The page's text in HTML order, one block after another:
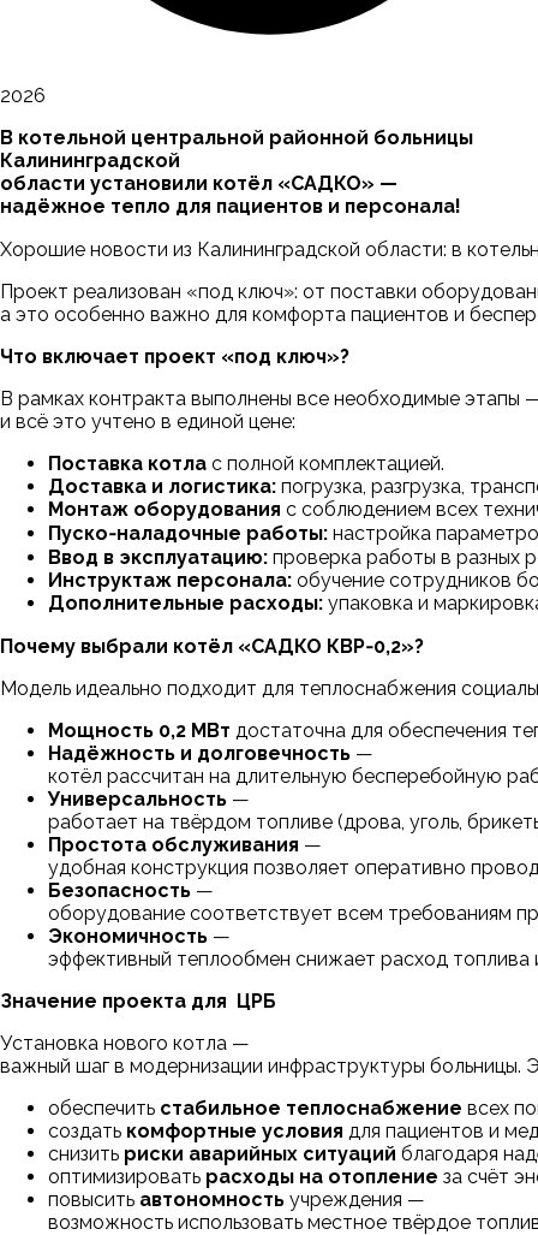
2026
В котельной центральной районной больницы
Калининградской
области установили котёл «САДКО» —
надёжное тепло для пациентов и персонала!
Хорошие новости из Калининградской области: в
Проект реализован «под ключ»: от поставки
а это особенно важно для комфорта пациентов и
Что включает проект «под ключ»?
В рамках контракта выполнены все необходимые этапы
и всё это учтено в единой цене:
Поставка котла с полной комплектацией.
Доставка и логистика: погрузка, разгрузка,
Монтаж оборудования с соблюдением всех
Пуско‑наладочные работы: настройка
Ввод в эксплуатацию: проверка работы в разных
Инструктаж персонала: обучение сотрудников
Дополнительные расходы: упаковка и
Почему выбрали котёл «САДКО КВР‑0,2»?
Модель идеально подходит для теплоснабжения
Мощность 0,2 МВт достаточна для обеспечения
Надёжность и долговечность —
котёл рассчитан на длительную бесперебойную
Универсальность —
работает на твёрдом топливе (дрова, уголь,
Простота обслуживания —
удобная конструкция позволяет оперативно
Безопасность —
оборудование соответствует всем требованиям
Экономичность —
эффективный теплообмен снижает расход топлива
Значение проекта для ЦРБ
Установка нового котла —
важный шаг в модернизации инфраструктуры больницы.
обеспечить стабильное теплоснабжение всех
создать комфортные условия для пациентов и
снизить риски аварийных ситуаций благодаря
оптимизировать расходы на отопление за счёт
повысить автономность учреждения —
возможность использовать местное твёрдое